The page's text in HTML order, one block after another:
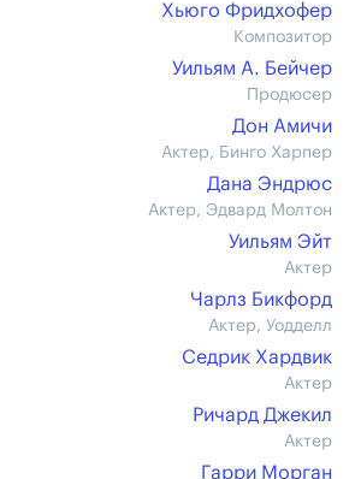
Хьюго Фридхофер
Композитор
Уильям А. Бейчер
Продюсер
Дон Амичи
Актер, Бинго Харпер
Дана Эндрюс
Актер, Эдвард Молтон
Уильям Эйт
Актер
Чарлз Бикфорд
Актер, Уодделл
Седрик Хардвик
Актер
Ричард Джекил
Актер
Гарри Морган